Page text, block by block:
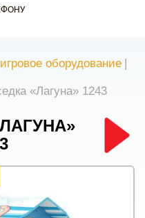
оборудование |
«Лагуна» 1243